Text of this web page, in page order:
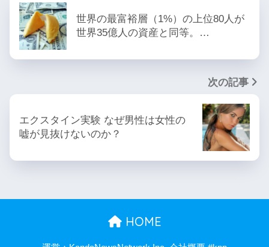
世界の最富裕層（1%）の上位80人が
世界35億人の資産と同等。…
次の記事
エクスタイン実験 なぜ男性は女性の
嘘が見抜けないのか？
HOME